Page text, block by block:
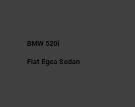
BMW 520i
Fiat Egea Sedan